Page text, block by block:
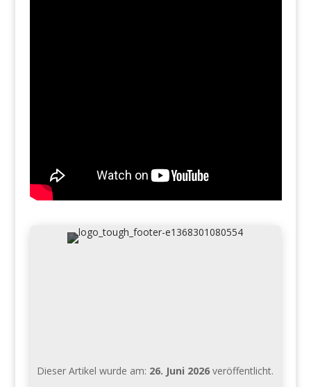
Dieser Artikel wurde am: 26. Juni 2026veröffentlicht.